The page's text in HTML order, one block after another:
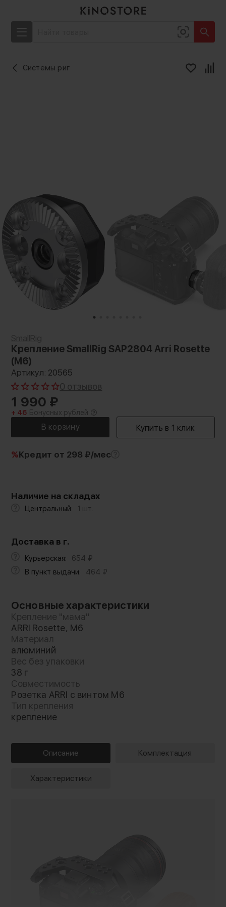
Системы риг
Крепление SmallRig SAP2804 Arri Rosette
(M6)
Артикул: 20565
0 отзывов
1 990 ₽
+ 46 Бонусных рублей
%Кредит от 298 ₽/мес
Наличие на складах
Центральный: 1 шт.
Доставка в г.
Курьерская: 654 ₽
В пункт выдачи:
464 ₽
Основные характеристики
Крепление "мама"
ARRI Rosette, M6
Материал
алюминий
Вес без упаковки
38 г
Совместимость
Розетка ARRI с винтом M6
Тип крепления
крепление
Описание Комплектация
Характеристики